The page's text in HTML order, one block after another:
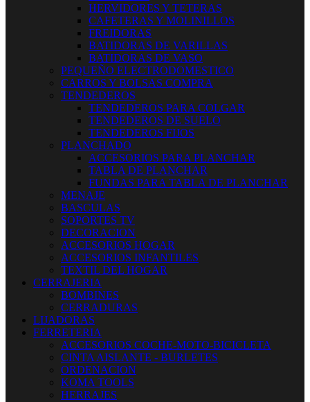
HERVIDORES Y TETERAS
CAFETERAS Y MOLINILLOS
FREIDORAS
BATIDORAS DE VARILLAS
BATIDORAS DE VASO
PEQUEÑO ELECTRODOMESTICO
CARROS Y BOLSAS COMPRA
TENDEDEROS
TENDEDEROS PARA COLGAR
TENDEDEROS DE SUELO
TENDEDEROS FIJOS
PLANCHADO
ACCESORIOS PARA PLANCHAR
TABLA DE PLANCHAR
FUNDAS PARA TABLA DE PLANCHAR
MENAJE
BASCULAS
SOPORTES TV
DECORACION
ACCESORIOS HOGAR
ACCESORIOS INFANTILES
TEXTIL DEL HOGAR
CERRAJERIA
BOMBINES
CERRADURAS
LIJADORAS
FERRETERIA
ACCESORIOS COCHE-MOTO-BICICLETA
CINTA AISLANTE - BURLETES
ORDENACION
KOMA TOOLS
HERRAJES